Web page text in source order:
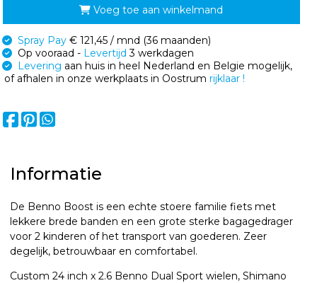
Voeg toe aan winkelmand
Spray Pay€ 121,45 / mnd (36 maanden)
Op vooraad - Levertijd 3 werkdagen
Levering aan huis in heel Nederland en Belgie mogelijk,
of afhalen in onze werkplaats in Oostrum rijklaar !
Informatie
De Benno Boost is een echte stoere familie fiets met
lekkere brede banden en een grote sterke bagagedrager
voor 2 kinderen of het transport van goederen. Zeer
degelijk, betrouwbaar en comfortabel.
Custom 24 inch x 2.6 Benno Dual Sport wielen, Shimano